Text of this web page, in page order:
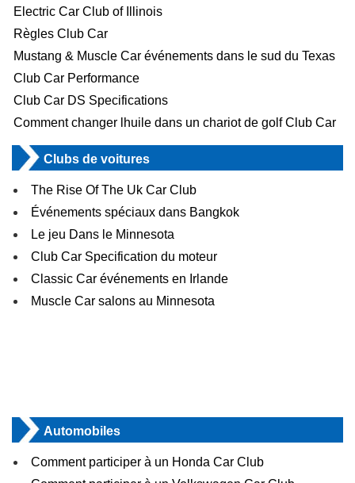
Electric Car Club of Illinois
Règles Club Car
Mustang & Muscle Car événements dans le sud du Texas
Club Car Performance
Club Car DS Specifications
Comment changer lhuile dans un chariot de golf Club Car
Clubs de voitures
The Rise Of The Uk Car Club
Événements spéciaux dans Bangkok
Le jeu Dans le Minnesota
Club Car Specification du moteur
Classic Car événements en Irlande
Muscle Car salons au Minnesota
Automobiles
Comment participer à un Honda Car Club